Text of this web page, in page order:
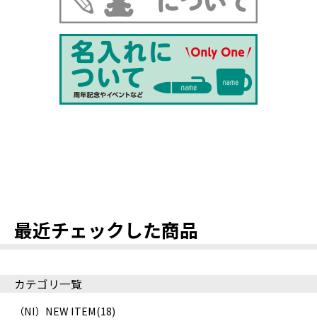
最近チェックした商品
カテゴリ一覧
（NI）NEW ITEM(18)